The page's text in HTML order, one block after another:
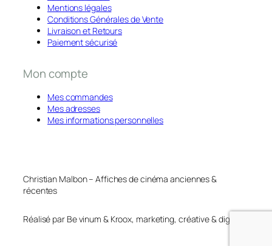
Mentions légales
Conditions Générales de Vente
Livraison et Retours
Paiement sécurisé
Mon compte
Mes commandes
Mes adresses
Mes informations personnelles
Christian Malbon – Affiches de cinéma anciennes &
récentes
Réalisé par Be vinum & Kroox, marketing, créative & digital